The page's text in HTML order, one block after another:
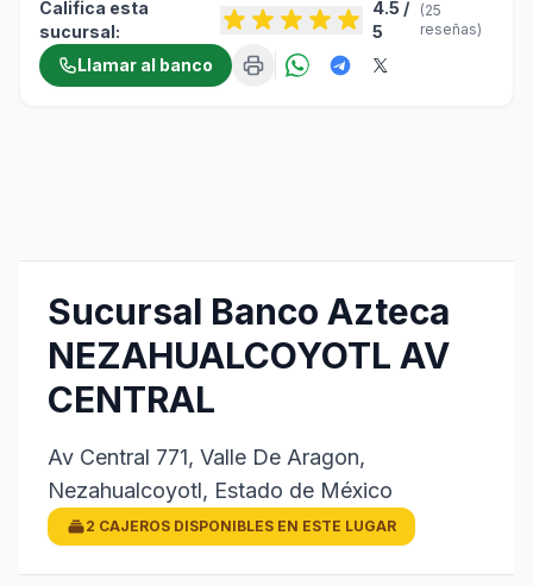
Califica esta
sucursal:
4.5 /
5
(25
reseñas)
Llamar al banco
Sucursal Banco Azteca
NEZAHUALCOYOTL AV
CENTRAL
Av Central 771, Valle De Aragon,
Nezahualcoyotl, Estado de México
2 CAJEROS DISPONIBLES EN ESTE LUGAR